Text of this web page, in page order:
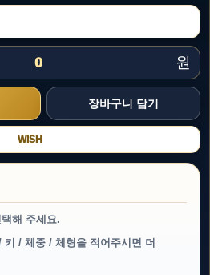
0 원
WISH
해 주세요.
키 / 체중 / 체형을 적어주시면 더